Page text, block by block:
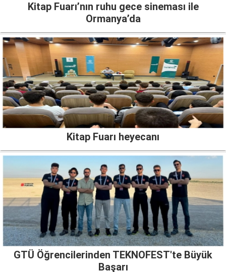
Kitap Fuarı’nın ruhu gece sineması ile
Ormanya’da
Kitap Fuarı heyecanı
GTÜ Öğrencilerinden TEKNOFEST'te Büyük
Başarı